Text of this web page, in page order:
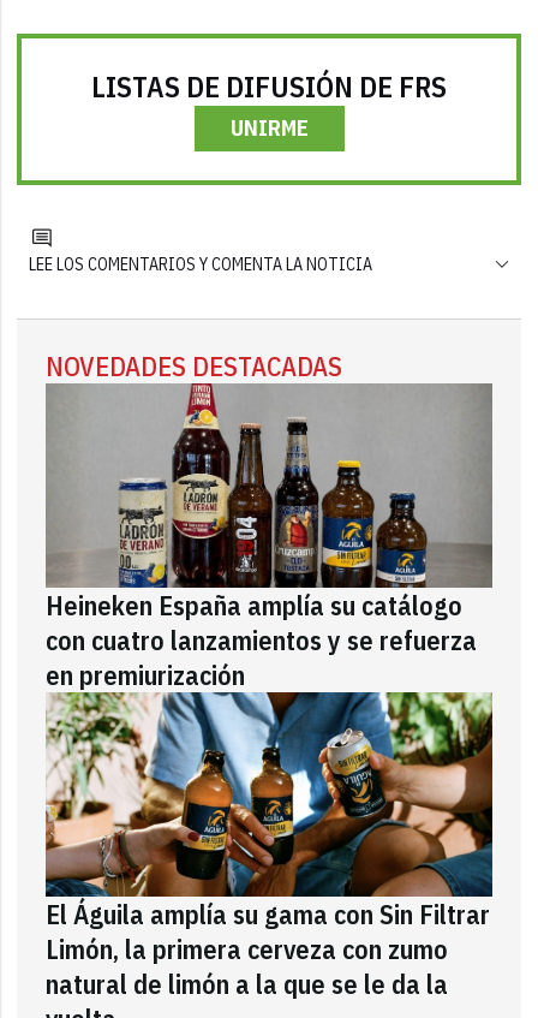
LISTAS DE DIFUSIÓN DE FRS
UNIRME
LEE LOS COMENTARIOS Y COMENTA LA NOTICIA
NOVEDADES DESTACADAS
Heineken España amplía su catálogo
con cuatro lanzamientos y se refuerza
en premiurización
El Águila amplía su gama con Sin Filtrar
Limón, la primera cerveza con zumo
natural de limón a la que se le da la